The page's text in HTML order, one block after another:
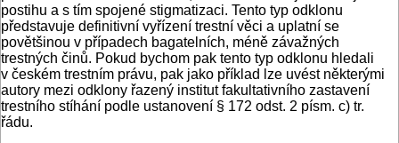
postihu a s tím spojené stigmatizaci. Tento typ odklonu
představuje definitivní vyřízení trestní věci a uplatní se
povětšinou v případech bagatelních, méně závažných
trestných činů. Pokud bychom pak tento typ odklonu hledali
v českém trestním právu, pak jako příklad lze uvést některými
autory mezi odklony řazený institut fakultativního zastavení
trestního stíhání podle ustanovení § 172 odst. 2 písm. c) tr.
řádu.